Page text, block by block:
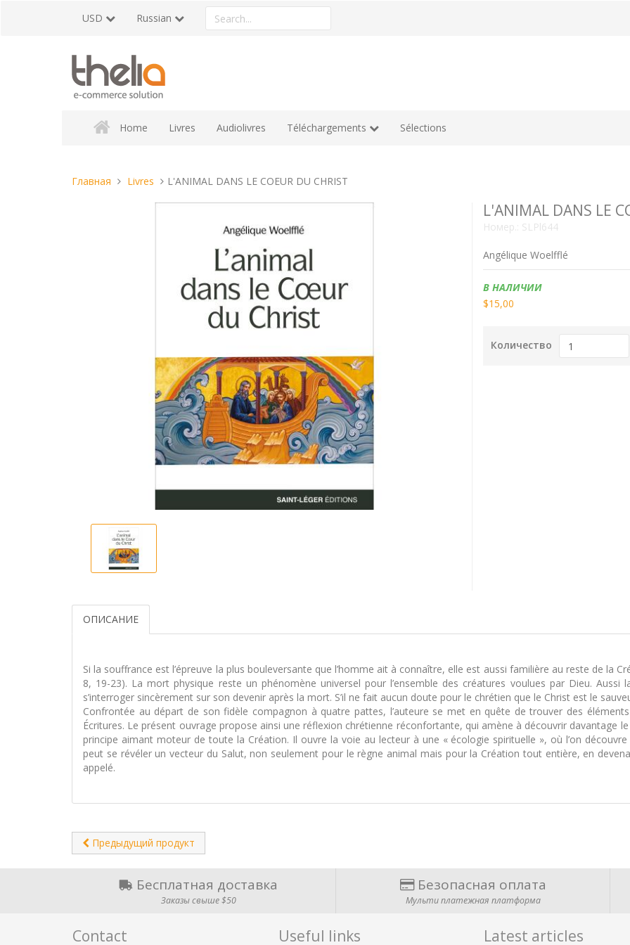
USD Russian
Search
a
Home Livres Audiolivres Téléchargements Sélections
Вы
Главная Livres L'ANIMAL DANS LE COEUR DU CHRIST
L'ANIMAL DANS LE
Номер.: SLPl644
Angélique Woelfflé
Наличие:
В НАЛИЧИИ
$15,00
Количество
ОПИСАНИЕ
Si la souffrance est l’épreuve la plus bouleversante que l’homme ait à connaître, elle est aussi familière au reste de la
8, 19-23). La mort physique reste un phénomène universel pour l’ensemble des créatures voulues par Dieu. Aussi
s’interroger sincèrement sur son devenir après la mort. S’il ne fait aucun doute pour le chrétien que le Christ est le
Confrontée au départ de son fidèle compagnon à quatre pattes, l’auteure se met en quête de trouver des
Écritures. Le présent ouvrage propose ainsi une réflexion chrétienne réconfortante, qui amène à découvrir davantage
principe aimant moteur de toute la Création. Il ouvre la voie au lecteur à une « écologie spirituelle », où l’on
peut se révéler un vecteur du Salut, non seulement pour le règne animal mais pour la Création tout entière, en
appelé.
Предыдущий продукт
Бесплатная доставка
Заказы свыше $50
Безопасная оплата
Мульти платежная платформа
Contact Useful links Latest articles